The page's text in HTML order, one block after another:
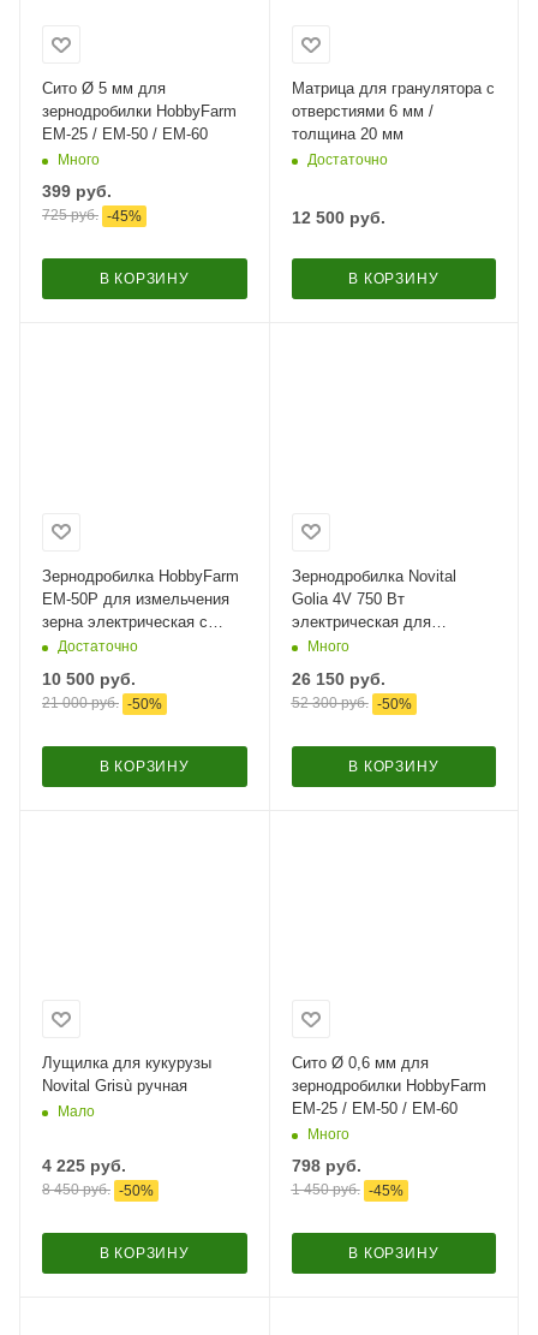
Сито Ø 5 мм для
зернодробилки HobbyFarm
ЕМ-25 / ЕМ-50 / ЕМ-60
Много
399 руб.
725руб. -45%
В КОРЗИНУ
Матрица для гранулятора с
отверстиями 6 мм /
толщина 20 мм
Достаточно
12 500руб.
В КОРЗИНУ
Зернодробилка HobbyFarm
EM-50P для измельчения
зерна электрическая с
функцией мельницы / в
Достаточно
10 500 руб.
21 000руб. -50%
В КОРЗИНУ
Зернодробилка Novital
Golia 4V 750 Вт
электрическая для
измельчения зерна / в
Много
26 150руб.
52 300руб. -50%
В КОРЗИНУ
Лущилка для кукурузы
Novital Grisù ручная
Мало
4 225 руб.
8 450руб. -50%
В КОРЗИНУ
Сито Ø 0,6 мм для
зернодробилки HobbyFarm
ЕМ-25 / ЕМ-50 / ЕМ-60
Много
798руб.
1 450руб. -45%
В КОРЗИНУ